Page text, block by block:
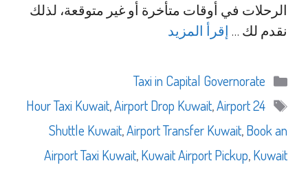
الرحلات في أوقات متأخرة أو غير متوقعة، لذلك
نقدم لك … إقرأ المزيد
التصنيفات
Taxi in Capital Governorate
الوسوم
24 Hour Taxi Kuwait
,Airport Drop Kuwait,Airport
Shuttle Kuwait,Airport Transfer Kuwait,Book an
Airport Taxi Kuwait,Kuwait Airport Pickup,Kuwait